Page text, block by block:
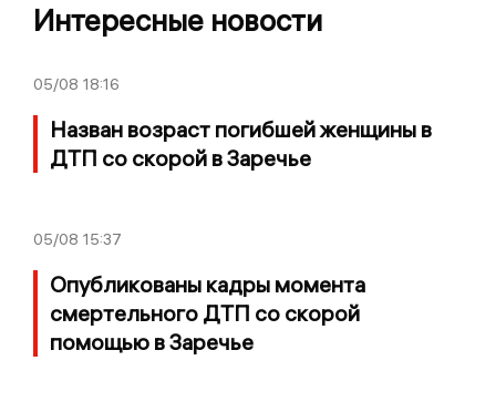
Интересные новости
05/08 18:16
Назван возраст погибшей женщины в
ДТП со скорой в Заречье
05/08 15:37
Опубликованы кадры момента
смертельного ДТП со скорой
помощью в Заречье